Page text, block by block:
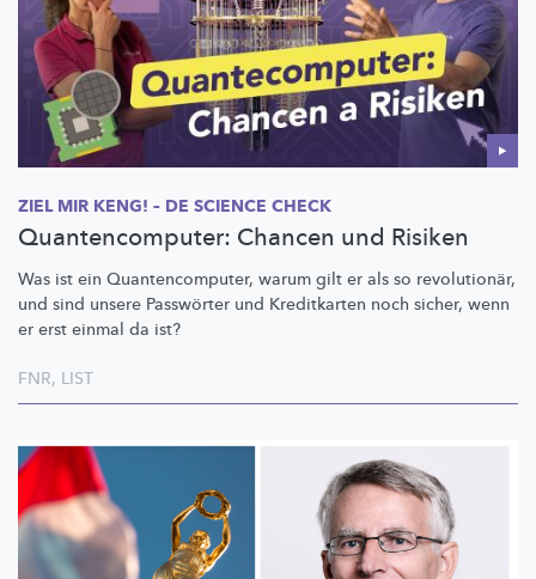
ZIEL MIR KENG! – DE SCIENCE CHECK
Quantencomputer: Chancen und Risiken
Was ist ein Quantencomputer, warum gilt er als so revolutionär,
und sind unsere Passwörter und Kreditkarten noch sicher, wenn
er erst einmal da ist?
FNR, LIST